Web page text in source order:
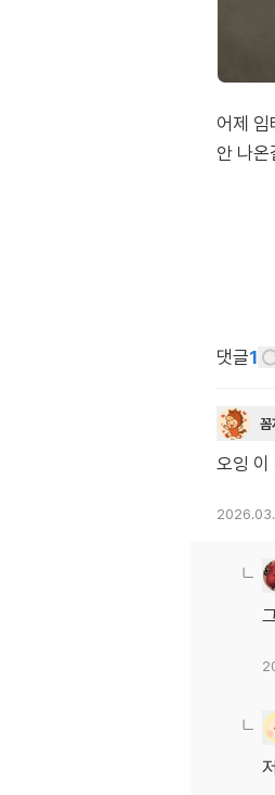
어제
안 나온
댓글1
꼼
오잉 이